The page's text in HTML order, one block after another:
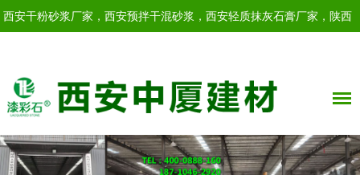
西安干粉砂浆厂家，西安预拌干混砂浆，西安轻质抹灰石膏厂家，陕西